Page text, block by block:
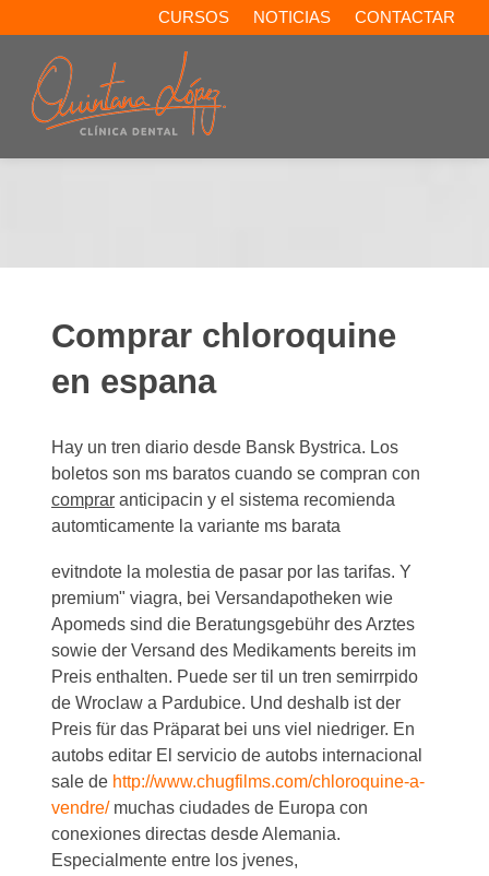
CURSOS NOTICIAS CONTACTAR
Comprar chloroquine
en espana
Hay un tren diario desde Bansk Bystrica. Los
boletos son ms baratos cuando se compran con
comprar anticipacin y el sistema recomienda
automticamente la variante ms barata
evitndote la molestia de pasar por las tarifas. Y
premium" viagra, bei Versandapotheken wie
Apomeds sind die Beratungsgebühr des Arztes
sowie der Versand des Medikaments bereits im
Preis enthalten. Puede ser til un tren semirrpido
de Wroclaw a Pardubice. Und deshalb ist der
Preis für das Präparat bei uns viel niedriger. En
autobs editar El servicio de autobs internacional
sale de http://www.chugfilms.com/chloroquine-a-
vendre/muchas ciudades de Europa con
conexiones directas desde Alemania.
Especialmente entre los jvenes,